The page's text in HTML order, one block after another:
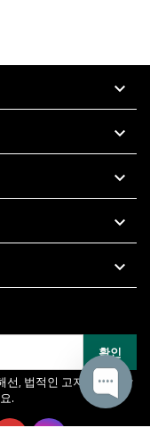





선, 법적인 고지에서 연락
.